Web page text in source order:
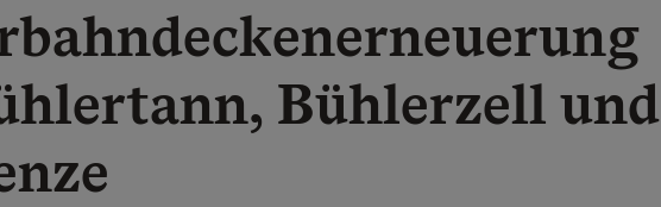
Bühlerzell und